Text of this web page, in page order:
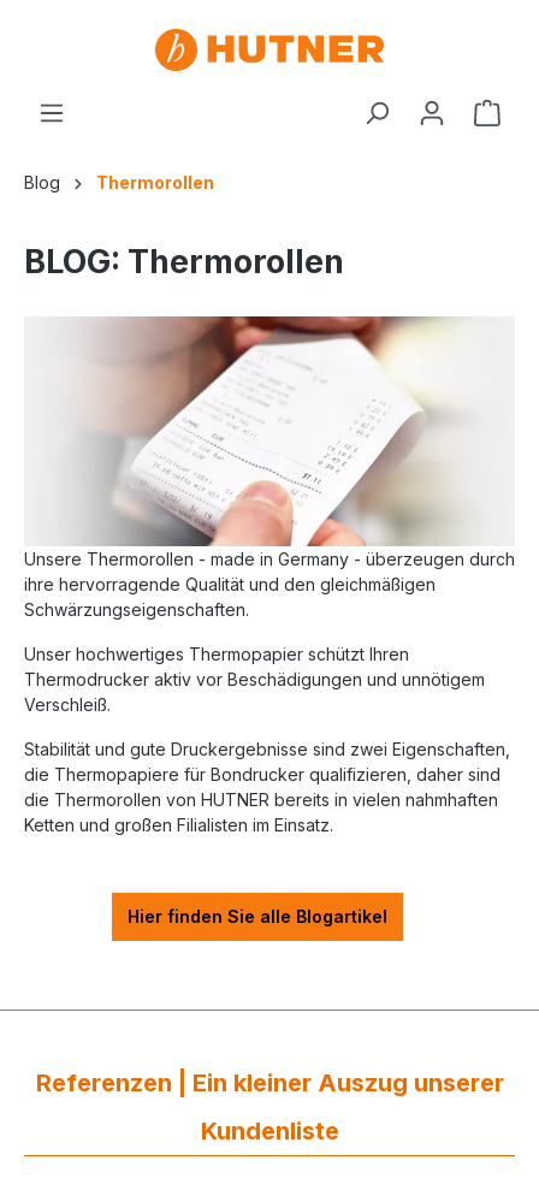
Blog Thermorollen
BLOG: Thermorollen
Unsere Thermorollen - made in Germany - überzeugen durch
ihre hervorragende Qualität und den gleichmäßigen
Schwärzungseigenschaften.
Unser hochwertiges Thermopapier schützt Ihren
Thermodrucker aktiv vor Beschädigungen und unnötigem
Verschleiß.
Stabilität und gute Druckergebnisse sind zwei Eigenschaften,
die Thermopapiere für Bondrucker qualifizieren, daher sind
die Thermorollen von HUTNER bereits in vielen nahmhaften
Ketten und großen Filialisten im Einsatz.
Hier finden Sie alle Blogartikel
Referenzen | Ein kleiner Auszug unserer
Kundenliste